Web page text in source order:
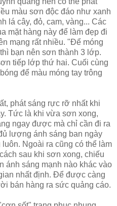
màu sơn độc đáo như xanh
lá cây, đỏ, cam, vàng... Các
mặt hàng này để làm đẹp đi
mạng rất nhiều. "Để móng
bạn nên sơn thành 3 lớp.
tiếp lớp thứ hai. Cuối cùng
để màu móng tay trông
phát sáng rực rỡ nhất khi
Tức là khi vừa sơn xong,
ngay được mà chỉ cần đi ra
lượng ánh sáng ban ngày
Ngoài ra cũng có thể làm
sau khi sơn xong, chiếu
ánh sáng mạnh nào khác vào
nhất định. Để được càng
bán hàng ra sức quảng cáo.